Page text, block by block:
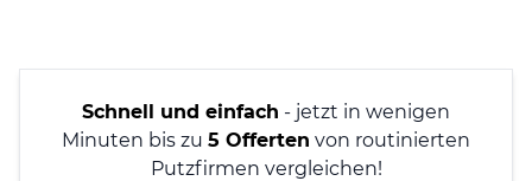
Schnell und einfach - jetzt in wenigen
Minuten bis zu 5 Offerten von routinierten
Putzfirmen vergleichen!